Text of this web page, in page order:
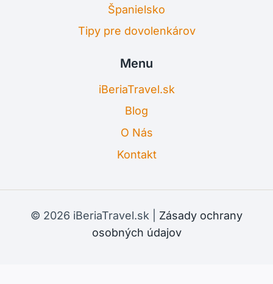
Španielsko
Tipy pre dovolenkárov
Menu
iBeriaTravel.sk
Blog
O Nás
Kontakt
© 2026 iBeriaTravel.sk | Zásady ochrany
osobných údajov